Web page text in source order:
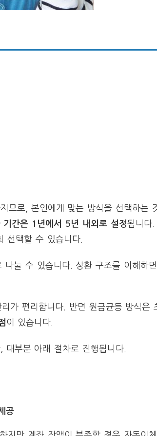
므로, 본인에게 맞는 방식을 선택하는
기간은 1년에서 5년 내외로 설정됩니다
선택할 수 있습니다.
나눌 수 있습니다. 상환 구조를 이해하
가 편리합니다. 반면 원금균등 방식은
이 있습니다.
부분 아래 절차로 진행됩니다.
공